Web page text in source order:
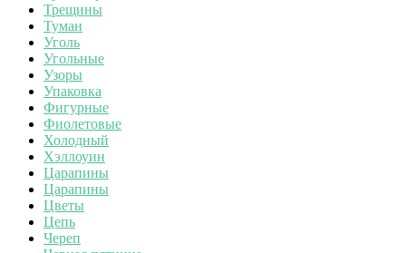
Трещины
Туман
Уголь
Угольные
Узоры
Упаковка
Фигурные
Фиолетовые
Холодный
Хэллоуин
Царапины
Царапины
Цветы
Цепь
Череп